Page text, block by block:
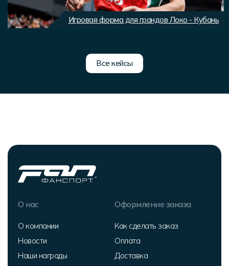
Игровая форма для грандов Локо - Кубань
Все кейсы
О нас
О компании
Новости
Наши награды
Оформление заказа
Как сделать заказ
Оплата
Доставка